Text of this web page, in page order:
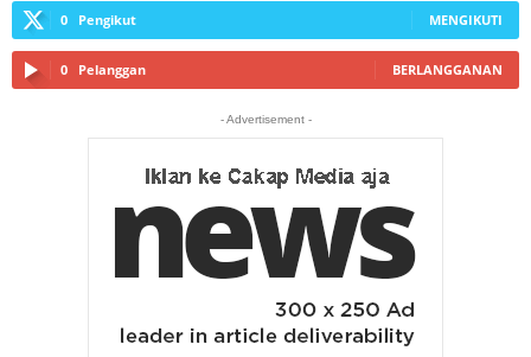
0 Pengikut MENGIKUTI
0 Pelanggan BERLANGGANAN
- Advertisement -